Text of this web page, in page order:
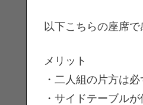
以下こちらの座席
メリット
・二人組の片方は
・サイドテーブル